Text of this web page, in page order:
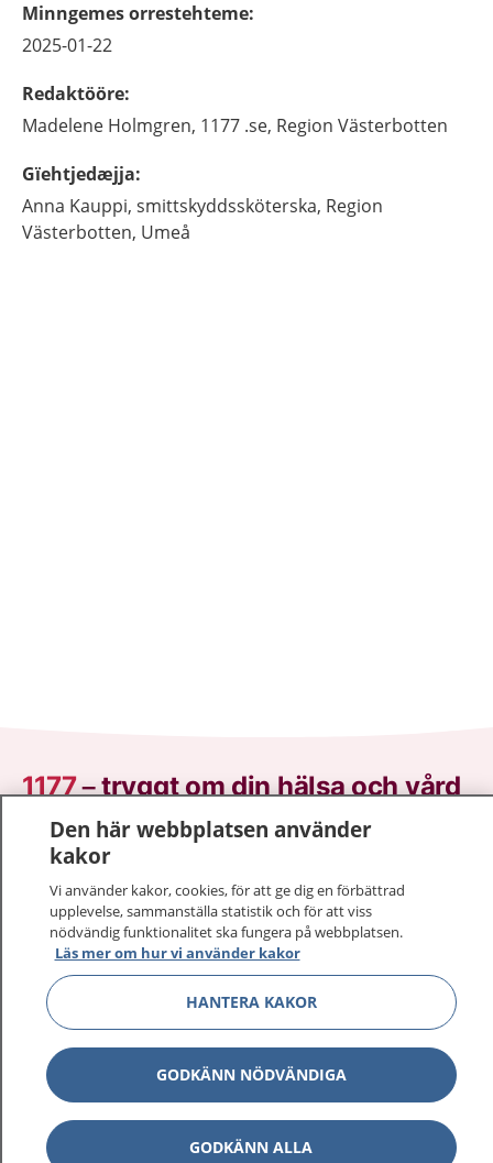
Minngemes orrestehteme:
2025-01-22
Redaktööre:
Madelene Holmgren, 1177 .se, Region Västerbotten
Gïehtjedæjja:
Anna Kauppi, smittskyddssköterska, Region
Västerbotten, Umeå
1177–tryggt om din hälsa och vård
På 1177.se får du råd om hälsa och information om
sjukdomar och vilka mottagningar du kan kontakta.
Logga in för att läsa din journal och göra dina
vårdärenden. Ring telefonnummer 1177 för
sjukvårdsrådgivning dygnet runt.
1177 ger dig råd när du vill må bättre.
1177 på flera språk Show
Den här webbplatsen använder
kakor
Vi använder kakor, cookies, för att ge dig en förbättrad
upplevelse, sammanställa statistik och för att viss
nödvändig funktionalitet ska fungera på webbplatsen.
Läs mer om hur vi använder kakor
HANTERA KAKOR
GODKÄNN NÖDVÄNDIGA
GODKÄNN ALLA